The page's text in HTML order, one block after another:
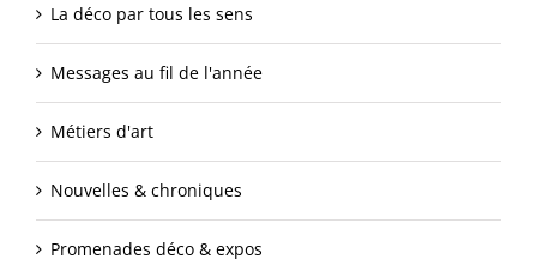
La déco par tous les sens
Messages au fil de l'année
Métiers d'art
Nouvelles & chroniques
Promenades déco & expos